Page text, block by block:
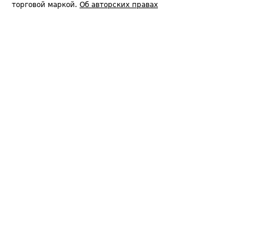
торговой маркой. Об авторских правах